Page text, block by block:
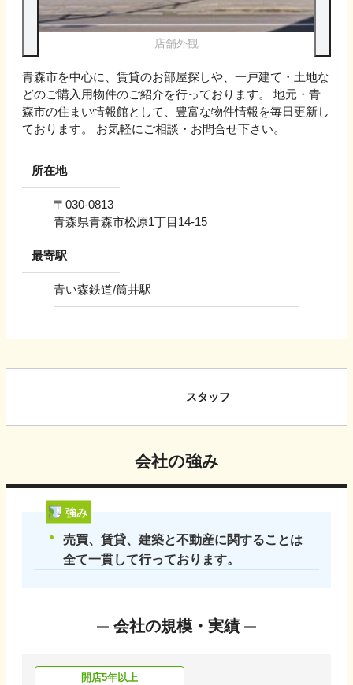
店舗外観
青森市を中心に、賃貸のお部屋探しや、一戸建て・土地な
どのご購入用物件のご紹介を行っております。 地元・青
森市の住まい情報館として、豊富な物件情報を毎日更新し
ております。 お気軽にご相談・お問合せ下さい。
所在地
〒 030-0813
青森県青森市松原1丁目14-15
最寄駅
青い森鉄道/筒井駅
スタッフ
会社の強み
強み
売買、賃貸、建築と不動産に関することは
全て一貫して行っております。
会社の規模・実績
開店5年以上